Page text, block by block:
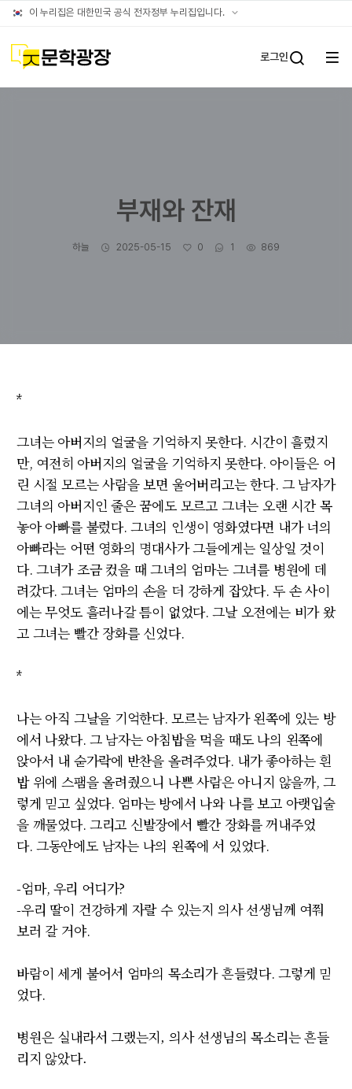
이 누리집은 대한민국 공식 전자정부 누리집입니다. 공식
문학광장 로그인
전체
부재와 잔재
작성자
하늘 작성일
2025-05-15 좋아요
0 댓글수
1 조회수
869
*
그녀는 아버지의 얼굴을 기억하지 못한다. 시간이 흘렀지
만, 여전히 아버지의 얼굴을 기억하지 못한다. 아이들은 어
린 시절 모르는 사람을 보면 울어버리고는 한다. 그 남자가
그녀의 아버지인 줄은 꿈에도 모르고 그녀는 오랜 시간 목
놓아 아빠를 불렀다. 그녀의 인생이 영화였다면 내가 너의
아빠라는 어떤 영화의 명대사가 그들에게는 일상일 것이
다. 그녀가 조금 컸을 때 그녀의 엄마는 그녀를 병원에 데
려갔다.그녀는 엄마의 손을 더 강하게 잡았다.두 손 사이
에는 무엇도 흘러나갈 틈이 없었다.그날 오전에는 비가 왔
고 그녀는 빨간 장화를 신었다.
*
나는 아직 그날을 기억한다.모르는 남자가 왼쪽에 있는 방
에서 나왔다. 그 남자는 아침밥을 먹을 때도 나의 왼쪽에
앉아서 내 숟가락에 반찬을 올려주었다. 내가 좋아하는 흰
밥 위에 스팸을 올려줬으니 나쁜 사람은 아니지 않을까, 그
렇게 믿고 싶었다. 엄마는 방에서 나와 나를 보고 아랫입술
을 깨물었다. 그리고 신발장에서 빨간 장화를 꺼내주었
다. 그동안에도 남자는 나의 왼쪽에 서 있었다.
-엄마, 우리 어디가?
-우리 딸이 건강하게 자랄 수 있는지 의사 선생님께 여쭤
보러 갈 거야.
바람이 세게 불어서 엄마의 목소리가 흔들렸다. 그렇게 믿
었다.
병원은 실내라서 그랬는지, 의사 선생님의 목소리는 흔들
리지 않았다.